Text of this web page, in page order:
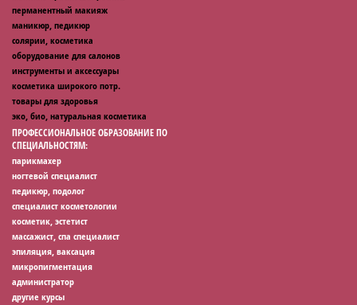
перманентный макияж
маникюр, педикюр
солярии, косметика
оборудование для салонов
инструменты и аксессуары
косметика широкого потр.
товары для здоровья
эко, био, натуральная косметика
ПРОФЕССИОНАЛЬНОЕ ОБРАЗОВАНИЕ ПО
СПЕЦИАЛЬНОСТЯМ:
парикмахер
ногтевой специалист
педикюр, подолог
специалист косметологии
косметик, эстетист
массажист, спа специалист
эпиляция, ваксация
микропигментация
администратор
другие курсы